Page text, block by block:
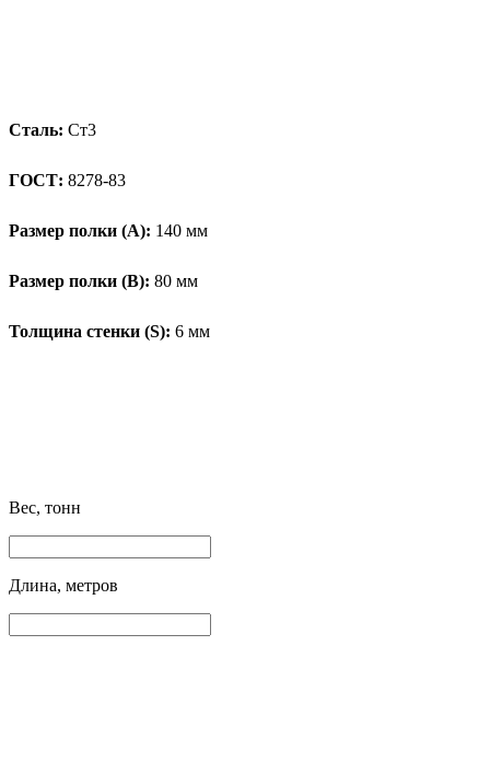
Сталь: Ст3
ГОСТ: 8278-83
Размер полки (А): 140 мм
Размер полки (В): 80 мм
Толщина стенки (S): 6 мм
Вес, тонн
Длина, метров